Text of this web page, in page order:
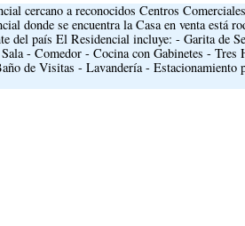
cercano a reconocidos Centros
donde se encuentra la Casa en venta está
del país El Residencial incluye: - Garita de
- Comedor - Cocina con Gabinetes -
de Visitas - Lavandería -